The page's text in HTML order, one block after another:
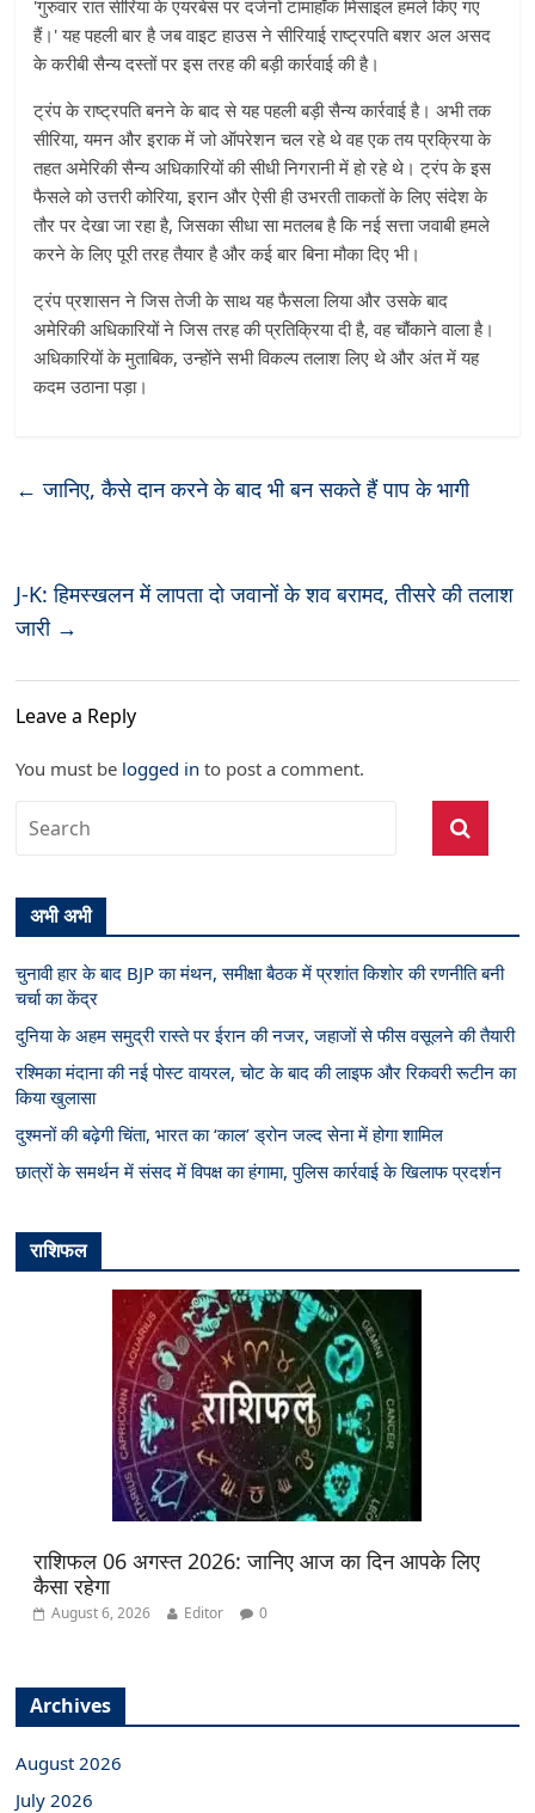
'गुरुवार रात सीरिया के एयरबेस पर दर्जनों टामाहॉक मिसाइल हमले किए गए
हैं।' यह पहली बार है जब वाइट हाउस ने सीरियाई राष्ट्रपति बशर अल असद
के करीबी सैन्य दस्तों पर इस तरह की बड़ी कार्रवाई की है।
ट्रंप के राष्ट्रपति बनने के बाद से यह पहली बड़ी सैन्य कार्रवाई है। अभी तक
सीरिया, यमन और इराक में जो ऑपरेशन चल रहे थे वह एक तय प्रक्रिया के
तहत अमेरिकी सैन्य अधिकारियों की सीधी निगरानी में हो रहे थे। ट्रंप के इस
फैसले को उत्तरी कोरिया, इरान और ऐसी ही उभरती ताकतों के लिए संदेश के
तौर पर देखा जा रहा है, जिसका सीधा सा मतलब है कि नई सत्ता जवाबी हमले
करने के लिए पूरी तरह तैयार है और कई बार बिना मौका दिए भी।
ट्रंप प्रशासन ने जिस तेजी के साथ यह फैसला लिया और उसके बाद
अमेरिकी अधिकारियों ने जिस तरह की प्रतिक्रिया दी है, वह चौंकाने वाला है।
अधिकारियों के मुताबिक, उन्होंने सभी विकल्प तलाश लिए थे और अंत में यह
कदम उठाना पड़ा।
← जानिए, कैसे दान करने के बाद भी बन सकते हैं पाप के भागी
J-K: हिमस्खलन में लापता दो जवानों के शव बरामद, तीसरे की तलाश
जारी →
Leave a Reply
You must be logged in to post a comment.
अभी अभी
चुनावी हार के बाद BJP का मंथन, समीक्षा बैठक में प्रशांत किशोर की रणनीति बनी
चर्चा का केंद्र
दुनिया के अहम समुद्री रास्ते पर ईरान की नजर, जहाजों से फीस वसूलने की तैयारी
रश्मिका मंदाना की नई पोस्ट वायरल, चोट के बाद की लाइफ और रिकवरी रूटीन का
किया खुलासा
दुश्मनों की बढ़ेगी चिंता, भारत का ‘काल’ ड्रोन जल्द सेना में होगा शामिल
छात्रों के समर्थन में संसद में विपक्ष का हंगामा, पुलिस कार्रवाई के खिलाफ प्रदर्शन
राशिफल
राशिफल 06 अगस्त 2026: जानिए आज का दिन आपके लिए
कैसा रहेगा
August 6, 2026 Editor 0
Archives
August 2026
July 2026